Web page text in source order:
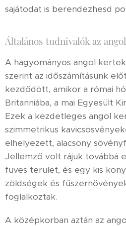
sajátodat is berendezhesd
Általános tudnivalók az
A hagyományos angol
szerint az időszámításunk
kezdődött, amikor a római
Britanniába, a mai Egyesült
Ezek a kezdetleges angol
szimmetrikus
elhelyezett, alacsony
Jellemző volt rájuk továbbá
füves terület, és egy kis
zöldségek és
foglalkoztak.
A középkorban aztán az